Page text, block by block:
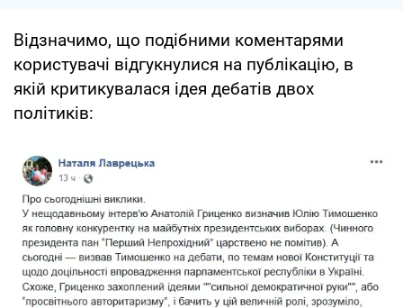
Відзначимо, що подібними коментарями
користувачі відгукнулися на публікацію, в
якій критикувалася ідея дебатів двох
політиків: